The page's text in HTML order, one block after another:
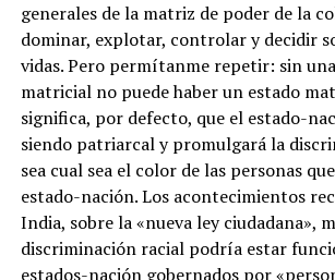
generales de la matriz de poder de la
dominar, explotar, controlar y decidir
vidas. Pero permítanme repetir: sin
matricial no puede haber un estado
significa, por defecto, que el estado-
siendo patriarcal y promulgará la
sea cual sea el color de las personas
estado-nación. Los acontecimientos
India, sobre la «nueva ley ciudadana»,
discriminación racial podría estar
estados-nación gobernados por